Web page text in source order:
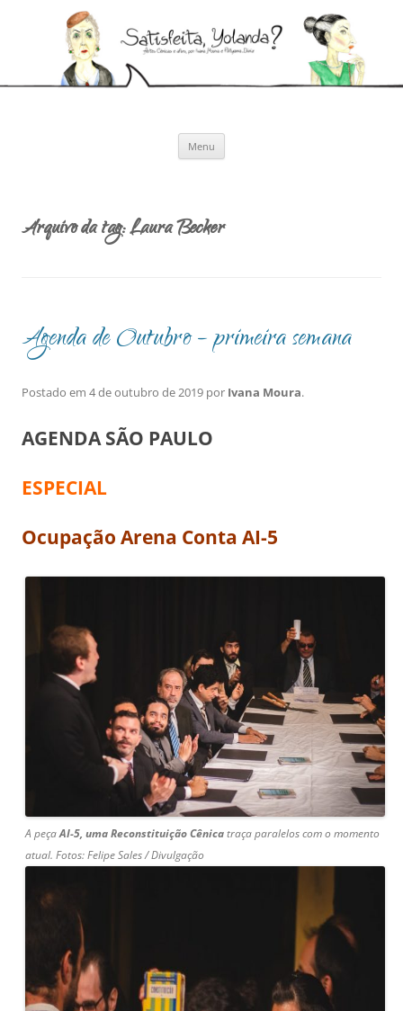
Menu
Arquivo da tag:Laura Becker
Agenda de Outubro – primeira semana
Postado em 4 de outubro de 2019 por Ivana Moura.
AGENDA SÃO PAULO
ESPECIAL
Ocupação Arena Conta AI-5
A peçaAI-5, uma Reconstituição Cênicatraça paralelos com o momento
atual. Fotos: Felipe Sales / Divulgação